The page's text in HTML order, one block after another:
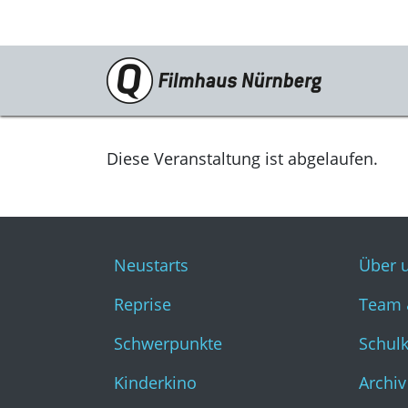
Programm
Neustarts
Kinderkino
Stummfilm
Cine International
Filmclub
Diese Veranstaltung ist abgelaufen.
Neustarts
Reprise
Schwerpunkte
Kinderkino
Über
Team
Archiv